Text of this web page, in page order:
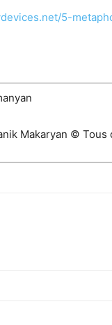
5-
Makaryan © Tous